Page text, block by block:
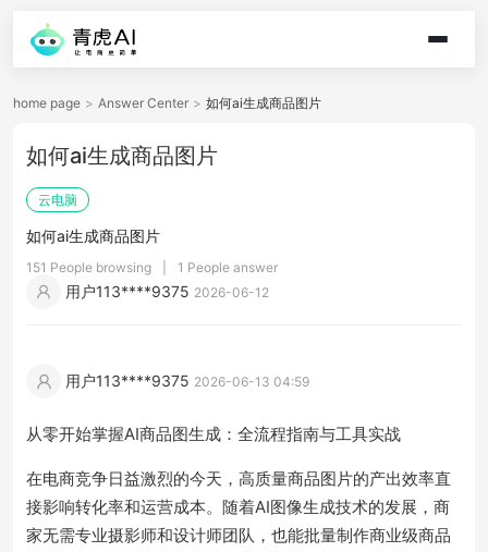
home page > Answer Center > 如何ai生成商品图片
如何ai生成商品图片
云电脑
如何ai生成商品图片
151 People browsing 1 People answer
用户113****9375 2026-06-12
用户113****9375 2026-06-13 04:59
从零开始掌握AI商品图生成：全流程指南与工具实战
在电商竞争日益激烈的今天，高质量商品图片的产出效率直
接影响转化率和运营成本。随着AI图像生成技术的发展，商
家无需专业摄影师和设计师团队，也能批量制作商业级商品